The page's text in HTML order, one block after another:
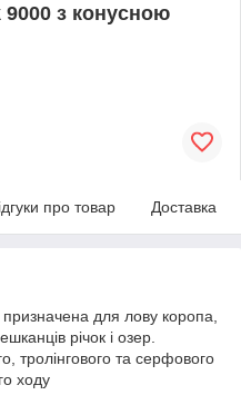
з конусною
про товар Доставка
для лову коропа,
річок і озер.
тролінгового та серфового
ходу